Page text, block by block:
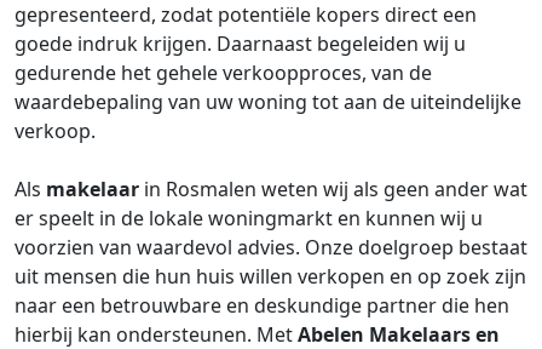
gepresenteerd, zodat potentiële kopers direct een
goede indruk krijgen. Daarnaast begeleiden wij u
gedurende het gehele verkoopproces, van de
waardebepaling van uw woning tot aan de uiteindelijke
verkoop.
Als makelaar in Rosmalen weten wij als geen ander wat
er speelt in de lokale woningmarkt en kunnen wij u
voorzien van waardevol advies. Onze doelgroep bestaat
uit mensen die hun huis willen verkopen en op zoek zijn
naar een betrouwbare en deskundige partner die hen
hierbij kan ondersteunen. MetAbelen Makelaars en